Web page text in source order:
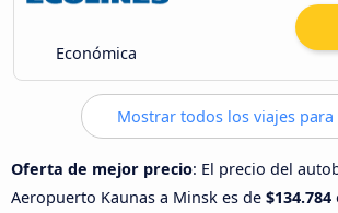
Económica
Mostrar todos los viajes para
Oferta de mejor precio: El precio del
Aeropuerto Kaunas a Minsk es de $134.784